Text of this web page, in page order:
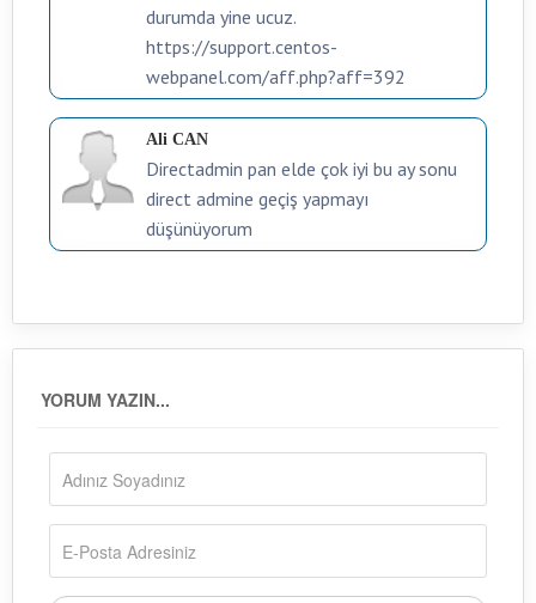
durumda yine ucuz.
https://support.centos-
webpanel.com/aff.php?aff=392
Ali CAN
Directadmin pan elde çok iyi bu ay sonu
direct admine geçiş yapmayı
düşünüyorum
YORUM YAZIN...